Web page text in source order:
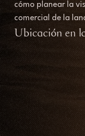
cómo planear la
comercial de la
Ubicación en